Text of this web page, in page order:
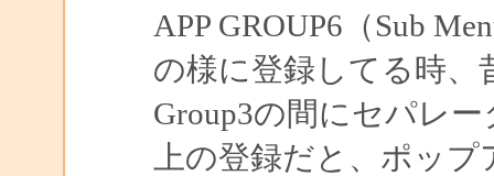
APP GROUP6（Sub
の様に登録してる時、
Group3の間にセパレ
上の登録だと、ポッ